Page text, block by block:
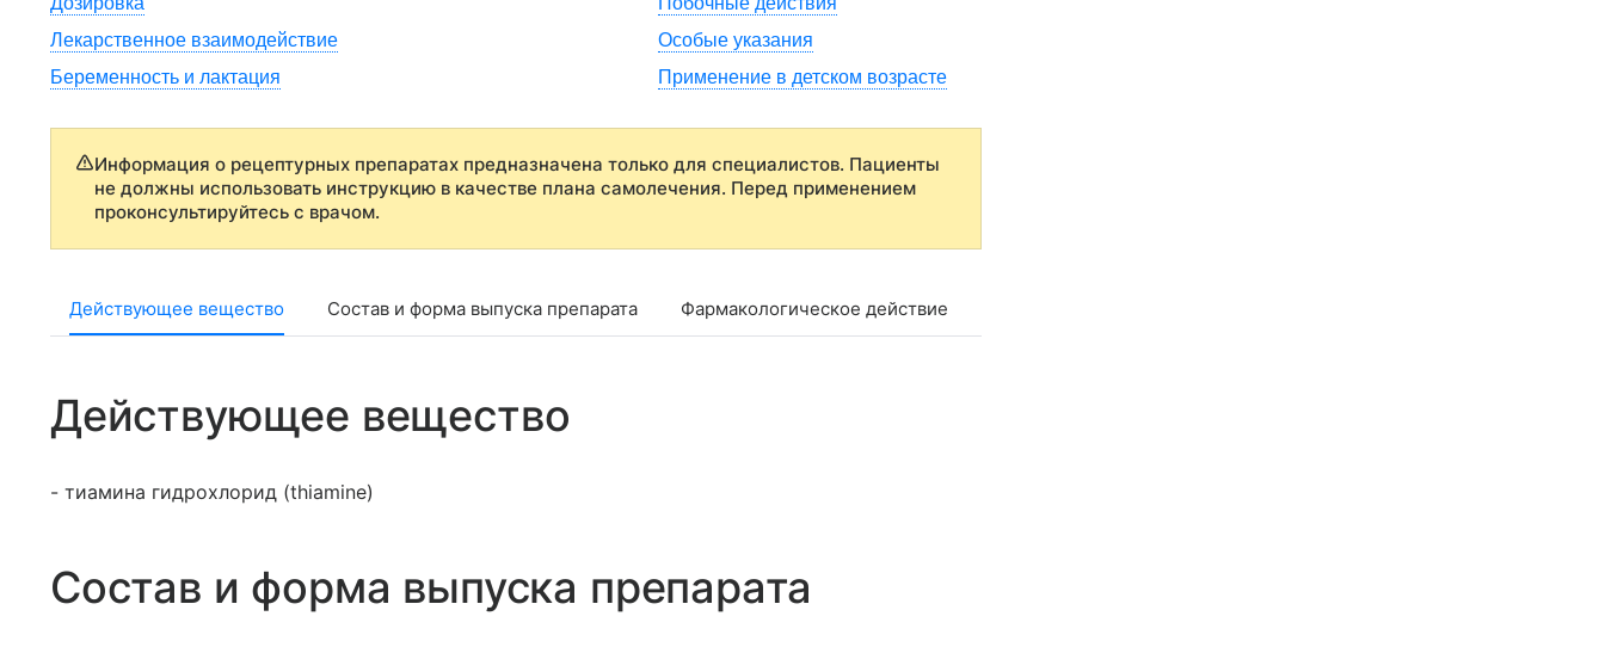
Лекарственное взаимодействие
Особые указания
Беременность и лактация
Применение в детском возрасте
Информация о рецептурных препаратах предназначена только для специалистов. Пациенты
не должны использовать инструкцию в качестве плана самолечения. Перед применением
проконсультируйтесь с врачом.
Действующее вещество Состав и форма выпуска препарата Фармакологическое действие
Действующее вещество
- тиамина гидрохлорид (thiamine)
Состав и форма выпуска препарата